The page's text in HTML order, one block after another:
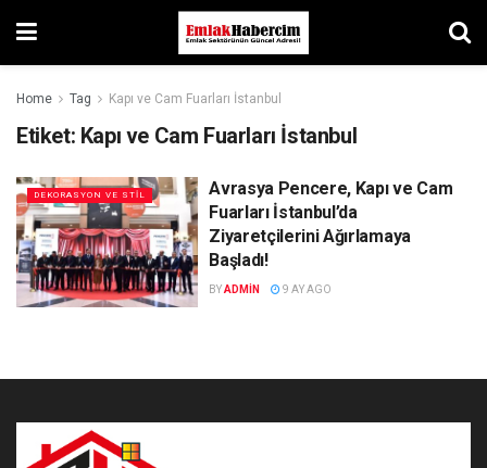
Home Tag Kapı ve Cam Fuarları İstanbul
Etiket: Kapı ve Cam Fuarları İstanbul
DEKORASYON VE STIL
Avrasya Pencere, Kapı ve Cam
Fuarları İstanbul’da
Ziyaretçilerini Ağırlamaya
Başladı!
BYADMIN 9 AY AGO